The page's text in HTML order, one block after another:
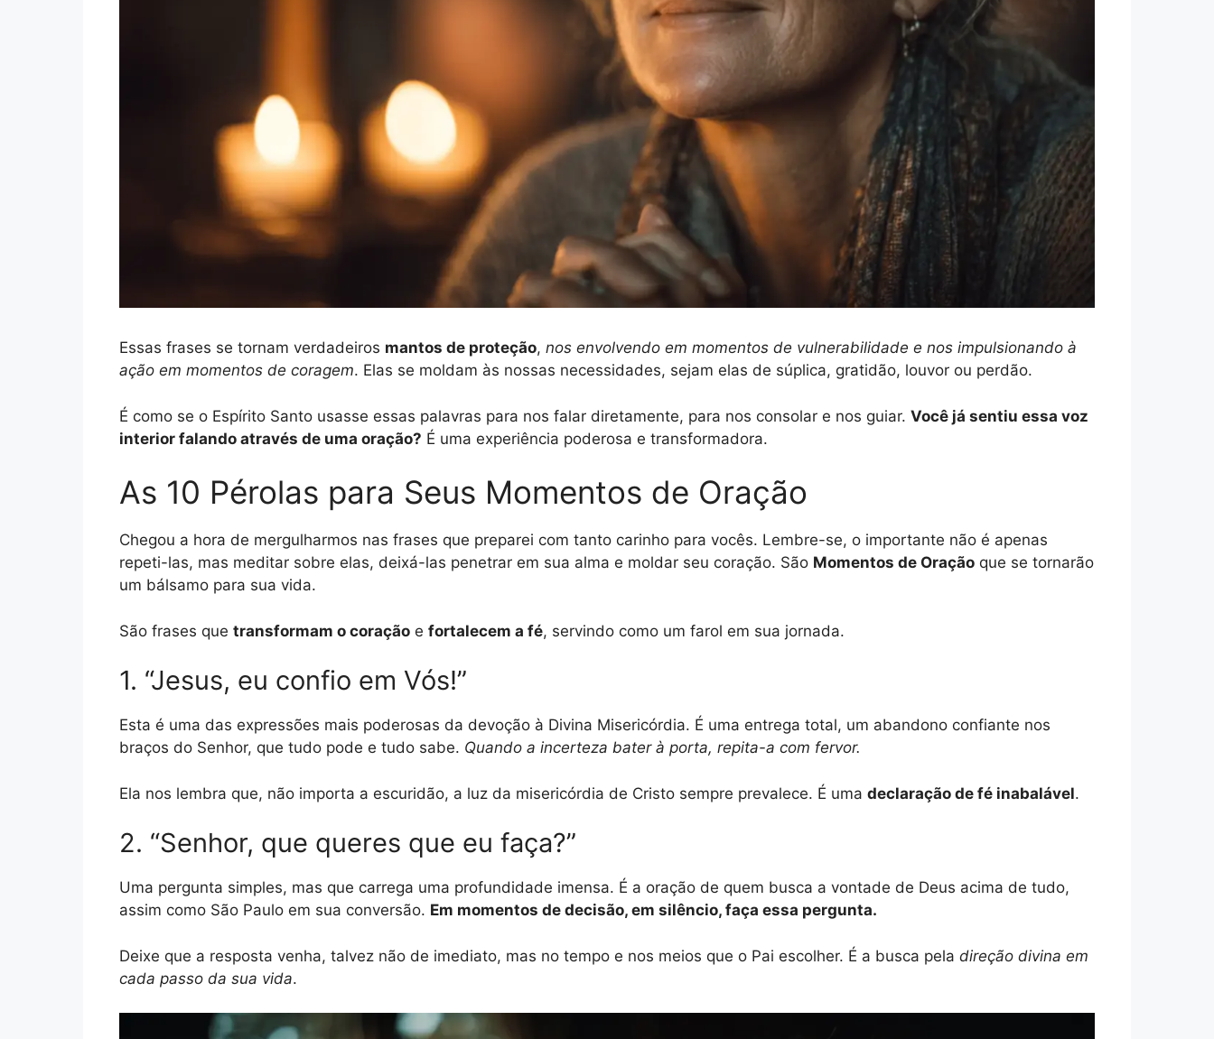
Essas frases se tornam verdadeiros mantos de proteção, nos envolvendo em momentos de vulnerabilidade e nos impulsionando à
ação em momentos de coragem. Elas se moldam às nossas necessidades, sejam elas de súplica, gratidão, louvor ou perdão.
É como se o Espírito Santo usasse essas palavras para nos falar diretamente, para nos consolar e nos guiar. Você já sentiu essa voz
interior falando através de uma oração? É uma experiência poderosa e transformadora.
As 10 Pérolas para Seus Momentos de Oração
Chegou a hora de mergulharmos nas frases que preparei com tanto carinho para vocês. Lembre-se, o importante não é apenas
repeti-las, mas meditar sobre elas, deixá-las penetrar em sua alma e moldar seu coração. São Momentos de Oração que se tornarão
um bálsamo para sua vida.
São frases que transformam o coração e fortalecem a fé, servindo como um farol em sua jornada.
1. “Jesus, eu confio em Vós!”
Esta é uma das expressões mais poderosas da devoção à Divina Misericórdia. É uma entrega total, um abandono confiante nos
braços do Senhor, que tudo pode e tudo sabe. Quando a incerteza bater à porta, repita-a com fervor.
Ela nos lembra que, não importa a escuridão, a luz da misericórdia de Cristo sempre prevalece. É uma declaração de fé inabalável.
2. “Senhor, que queres que eu faça?”
Uma pergunta simples, mas que carrega uma profundidade imensa. É a oração de quem busca a vontade de Deus acima de tudo,
assim como São Paulo em sua conversão. Em momentos de decisão, em silêncio, faça essa pergunta.
Deixe que a resposta venha, talvez não de imediato, mas no tempo e nos meios que o Pai escolher. É a busca pela direção divina em
cada passo da sua vida.